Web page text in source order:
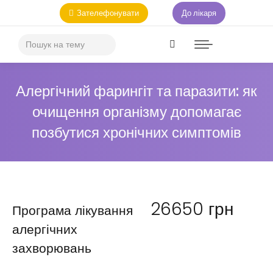
Зателефонувати До лікаря
Алергічний фарингіт та паразити: як
очищення організму допомагає
позбутися хронічних симптомів
Програма лікування
алергічних
захворювань
26650 грн